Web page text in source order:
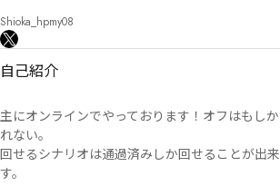
Shioka_hpmy08
自己紹介
主にオンラインでやっております！オフはもし
れない。
回せるシナリオは通過済みしか回せることが出
す。